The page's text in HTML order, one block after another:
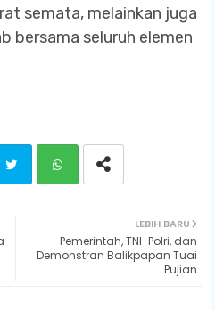
semata, melainkan juga
bersama seluruh elemen
ter ats
LEBIH BARU
Pemerintah, TNI-Polri, dan
Demonstran Balikpapan Tuai
Pujian